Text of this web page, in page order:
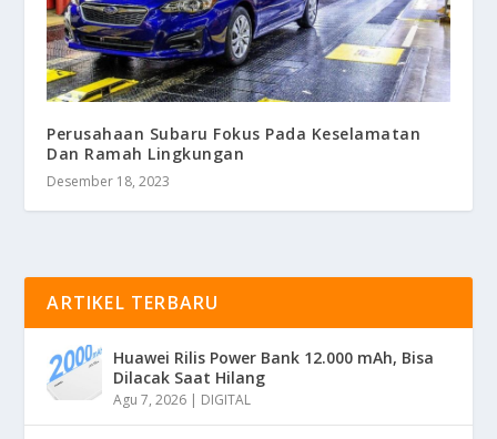
Perusahaan Subaru Fokus Pada Keselamatan
Dan Ramah Lingkungan
Desember 18, 2023
ARTIKEL TERBARU
Huawei Rilis Power Bank 12.000 mAh, Bisa
Dilacak Saat Hilang
Agu 7, 2026 | DIGITAL